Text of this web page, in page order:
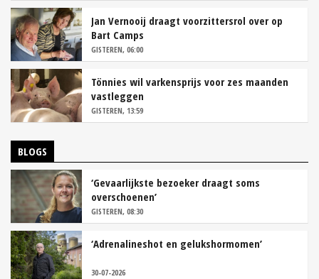
Jan Vernooij draagt voorzittersrol over op
Bart Camps
GISTEREN, 06:00
Tönnies wil varkensprijs voor zes maanden
vastleggen
GISTEREN, 13:59
BLOGS
‘Gevaarlijkste bezoeker draagt soms
overschoenen’
GISTEREN, 08:30
‘Adrenalineshot en gelukshormomen’
30-07-2026